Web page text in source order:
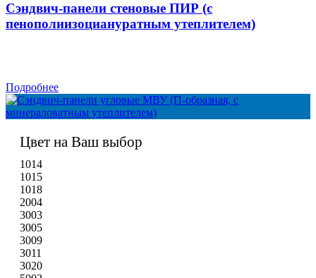
Сэндвич-панели стеновые ПИР (с
пенополиизоциануратным утеплителем)
Подробнее
Цвет на Ваш выбор
1014
1015
1018
2004
3003
3005
3009
3011
3020